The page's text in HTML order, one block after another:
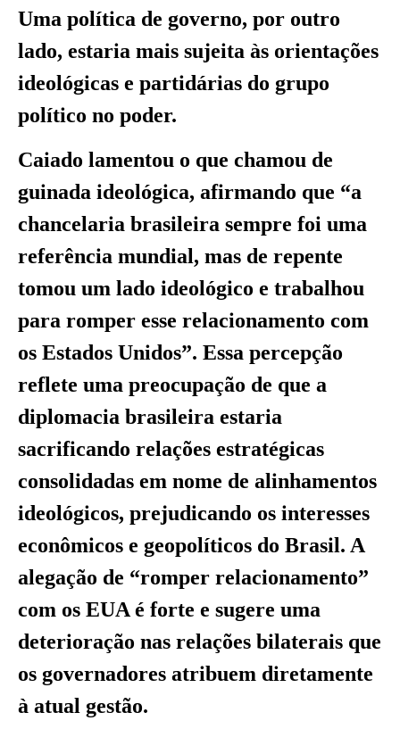
Uma política de governo, por outro
lado, estaria mais sujeita às orientações
ideológicas e partidárias do grupo
político no poder.
Caiado lamentou o que chamou de
guinada ideológica, afirmando que “a
chancelaria brasileira sempre foi uma
referência mundial, mas de repente
tomou um lado ideológico e trabalhou
para romper esse relacionamento com
os Estados Unidos”. Essa percepção
reflete uma preocupação de que a
diplomacia brasileira estaria
sacrificando relações estratégicas
consolidadas em nome de alinhamentos
ideológicos, prejudicando os interesses
econômicos e geopolíticos do Brasil. A
alegação de “romper relacionamento”
com os EUA é forte e sugere uma
deterioração nas relações bilaterais que
os governadores atribuem diretamente
à atual gestão.